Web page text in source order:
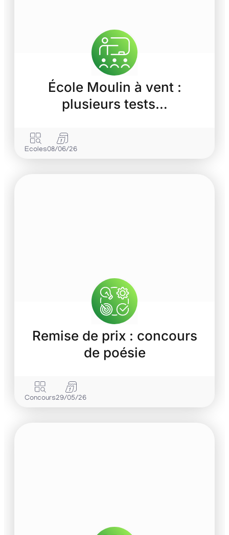
École Moulin à vent :
plusieurs tests…
Ecoles08/06/26
Remise de prix : concours
de poésie
Concours29/05/26